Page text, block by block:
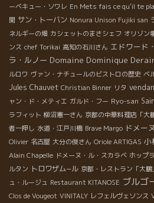
ーベキュー・ソワレ En Mets fais ce qu'il te
開 サン・トーバン Nonura Unison Fujiki san
ネルギーの畑 カシェットのまさシェフ オリゾン
ンス chef Torikai 高知の石川さん エドワード
ラ・ルノー Domaine Dominique
ルロワ ヴァン・ナチュールのビストロの歴史 ベ
Jules Chauvet Christian Binner リタ
ャン・ド・メティエ ガルド・フー Ryo-san
ラフィット 柳沼憲一さん 京都の中華料理店「大
者一押し 水道・江戸川橋 Brave Margo ドメー
Olivier 名古屋 大分の俊さん Oriole ARTIGAS 小
Alain Chapelle ドメーヌ・ル・スカラベ ホップラ
ルタン トロワザム−ル 京都・レストラン「大鵬
ュ・ルージュ Restaurant KITANOSE ブルゴ
Clos de Vougeot VINITALY レフェルヴェソンス